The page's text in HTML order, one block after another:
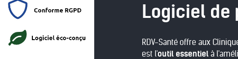
Logiciel de
RDV-Santé offre aux
est l'outil essentiel à